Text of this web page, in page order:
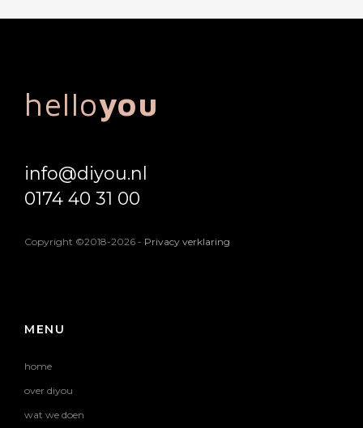
helloyou
info@diyou.nl
0174 40 31 00
Copyright ©2018-2026 - Privacy verklaring
MENU
home
over diyou
wat we doen